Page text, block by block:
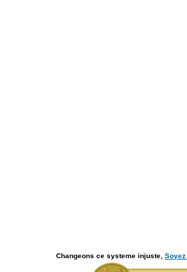
Changeons ce systeme injuste,